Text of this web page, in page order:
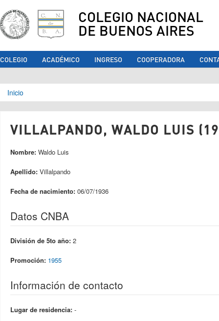
COLEGIO NACIONAL
DE BUENOS AIRES
COLEGIO ACADÉMICO INGRESO COOPERADORA
Se encuentra usted aquí
Inicio
VILLALPANDO, WALDO LUIS
Nombre: Waldo Luis
Apellido: Villalpando
Fecha de nacimiento: 06/07/1936
Datos CNBA
División de 5to año: 2
Promoción: 1955
Información de contacto
Lugar de residencia: -